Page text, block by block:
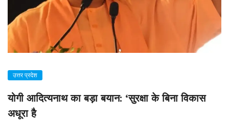
उत्तर प्रदेश
योगी आदित्यनाथ का बड़ा बयान: ‘सुरक्षा के बिना विकास
अधूरा है